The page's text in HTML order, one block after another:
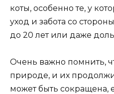
коты, особенно те, у
уход и забота со
до 20 лет или даже
Очень важно помнить,
природе, и их
может быть сокращена,